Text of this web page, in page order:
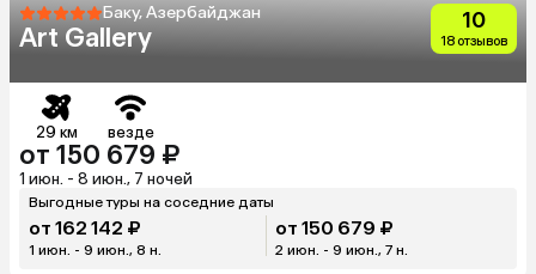
Баку, Азербайджан
Art Gallery
10
18 отзывов
29 км везде
от 150 679 ₽
1 июн. - 8 июн., 7 ночей
Выгодные туры на соседние даты
от 162 142 ₽
1 июн. - 9 июн., 8 н.
от 150 679 ₽
2 июн. - 9 июн., 7 н.